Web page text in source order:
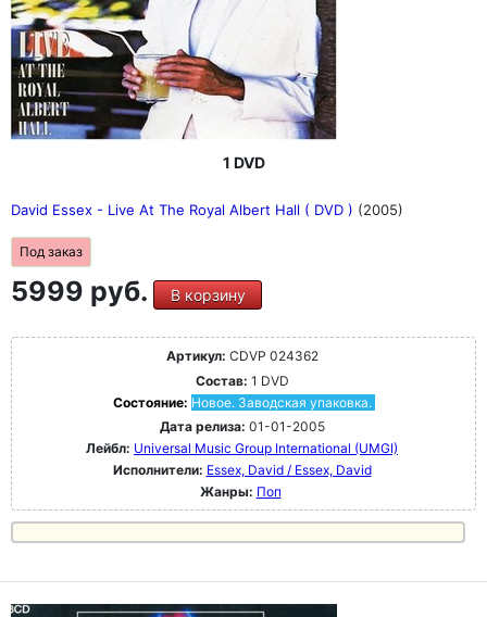
1 DVD
David Essex - Live At The Royal Albert Hall ( DVD ) (2005)
Под заказ
5999 руб. В корзину
Артикул: CDVP 024362
Состав: 1 DVD
Состояние: Новое. Заводская упаковка.
Дата релиза: 01-01-2005
Лейбл: Universal Music Group International (UMGI)
Исполнители: Essex, David / Essex, David
Жанры: Поп